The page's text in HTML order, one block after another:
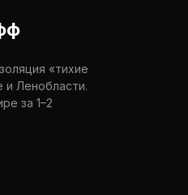
«тихие
и Ленобласти.
за 1–2